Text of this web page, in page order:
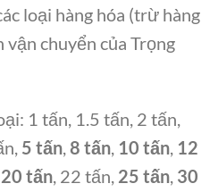
loại hàng hóa (trừ hàng
chuyển của Trọng
1 tấn, 1.5 tấn, 2 tấn,
5 tấn, 8 tấn, 10 tấn, 12
20 tấn, 22 tấn, 25 tấn, 30